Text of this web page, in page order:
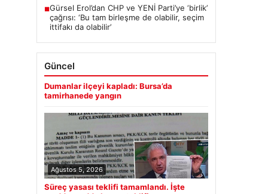
■Gürsel Erol’dan CHP ve YENİ Parti’ye ‘birlik’
çağrısı: ‘Bu tam birleşme de olabilir, seçim
ittifakı da olabilir’
Güncel
Dumanlar ilçeyi kapladı: Bursa’da
tamirhanede yangın
Ağustos 5, 2026
Süreç yasası teklifi tamamlandı. İşte